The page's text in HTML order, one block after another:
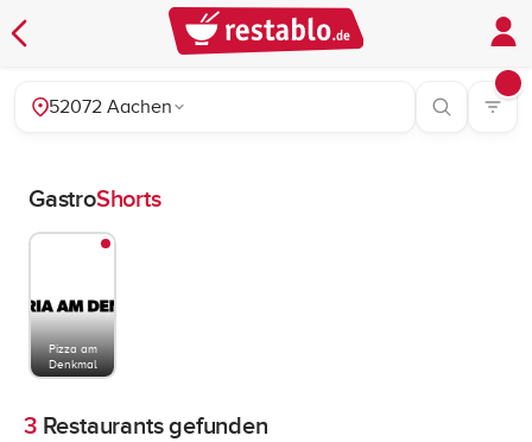
52072 Aachen
GastroShorts
Pizza am
Denkmal
3Restaurants gefunden